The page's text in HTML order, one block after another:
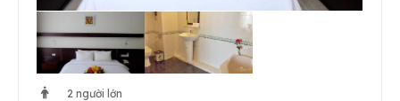
2 người lớn